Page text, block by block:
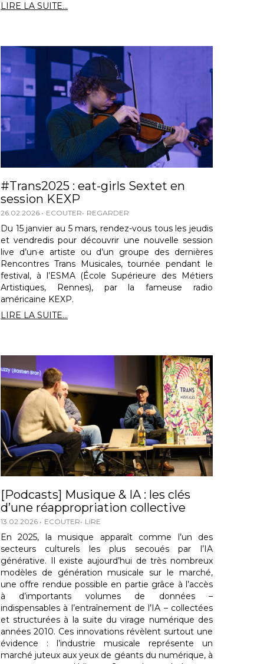
LIRE LA SUITE...
#Trans2025 : eat-girls Sextet en
session KEXP
26.02.2026 ECOUTER REGARDER
Du 15 janvier au 5 mars, rendez-vous tous les jeudis
et vendredis pour découvrir une nouvelle session
live d’un·e artiste ou d’un groupe des dernières
Rencontres Trans Musicales, tournée pendant le
festival, à l’ESMA (École Supérieure des Métiers
Artistiques, Rennes), par la fameuse radio
américaine KEXP.
LIRE LA SUITE...
[Podcasts] Musique & IA : les clés
d’une réappropriation collective
13.02.2026 ECOUTER LIRE
En 2025, la musique apparaît comme l’un des
secteurs culturels les plus secoués par l’IA
générative. Il existe aujourd’hui de très nombreux
modèles de génération musicale sur le marché,
une offre rendue possible en partie grâce à l’accès
à d’importants volumes de données –
indispensables à l’entraînement de l’IA – collectées
et structurées à la suite du virage numérique des
années 2010. Ces innovations révèlent surtout une
évidence : l’industrie musicale représente un
marché juteux aux yeux de géants du numérique, à